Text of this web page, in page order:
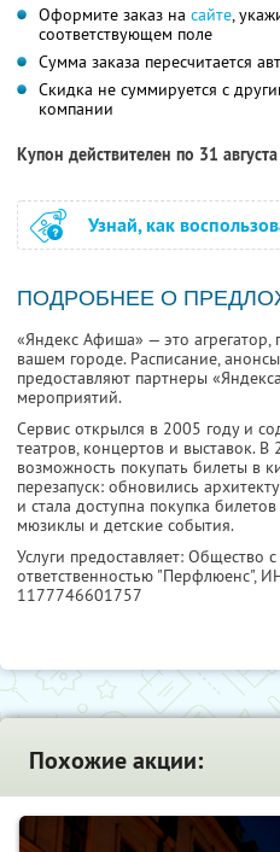
Оформите заказ на сайте,
соответствующем поле
Сумма заказа пересчитается
Скидка не суммируется с
компании
Купон действителен по 31
Узнай, как
ПОДРОБНЕЕ О
«Яндекс Афиша» — это
вашем городе. Расписание,
предоставляют партнеры
мероприятий.
Сервис открылся в 2005 году и
театров, концертов и выставок. В
возможность покупать билеты в
перезапуск: обновились
и стала доступна покупка
мюзиклы и детские события.
Услуги предоставляет: Общество
ответственностью "Перфлюенс",
1177746601757
Похожие акции: